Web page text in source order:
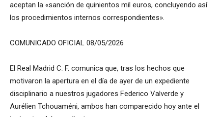
aceptan la «sanción de quinientos mil euros, concluyendo así
los procedimientos internos correspondientes».
COMUNICADO OFICIAL 08/05/2026
El Real Madrid C. F. comunica que, tras los hechos que
motivaron la apertura en el día de ayer de un expediente
disciplinario a nuestros jugadores Federico Valverde y
Aurélien Tchouaméni, ambos han comparecido hoy ante el